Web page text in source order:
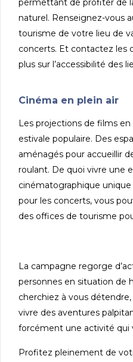
permettant de profiter de
naturel. Renseignez-vous
tourisme de votre lieu de
concerts. Et contactez les
plus sur l’accessibilité des
Cinéma en plein air
Les projections de films
estivale populaire. Des
aménagés pour accueillir
roulant. De quoi vivre une
cinématographique
pour les concerts, vous
des offices de tourisme
La campagne regorge
personnes en situation de
cherchiez à vous
vivre des aventures
forcément une activité qui
Profitez pleinement de